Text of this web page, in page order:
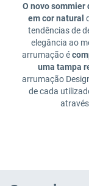
O novo sommier
em cor natural
tendências de
elegância ao
arrumação é
uma tampa
arrumação
de cada